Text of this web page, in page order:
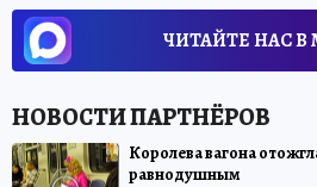
ЧИТАЙТЕ НАС В
Королева вагона
равнодушным